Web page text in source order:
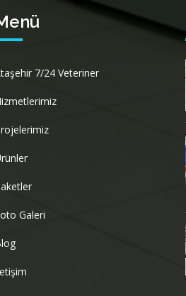
7/24 Veteriner
Galeri